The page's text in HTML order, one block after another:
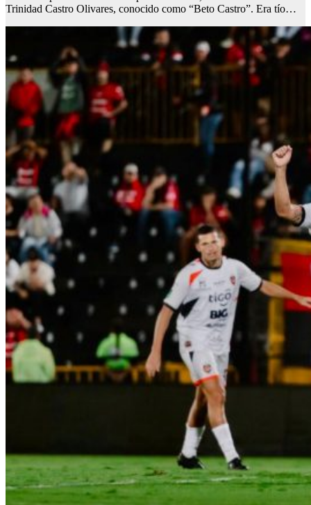
Trinidad Castro Olivares, conocido como “Beto Castro”. Era tío…